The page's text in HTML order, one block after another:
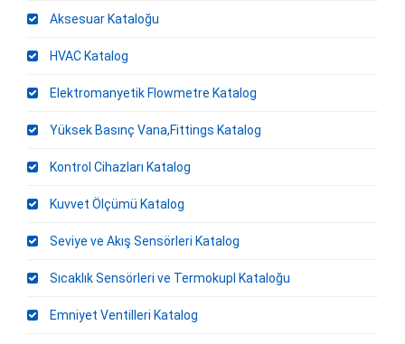
Aksesuar Kataloğu
HVAC Katalog
Elektromanyetik Flowmetre Katalog
Yüksek Basınç Vana,Fittings Katalog
Kontrol Cihazları Katalog
Kuvvet Ölçümü Katalog
Seviye ve Akış Sensörleri Katalog
Sıcaklık Sensörleri ve Termokupl Kataloğu
Emniyet Ventilleri Katalog